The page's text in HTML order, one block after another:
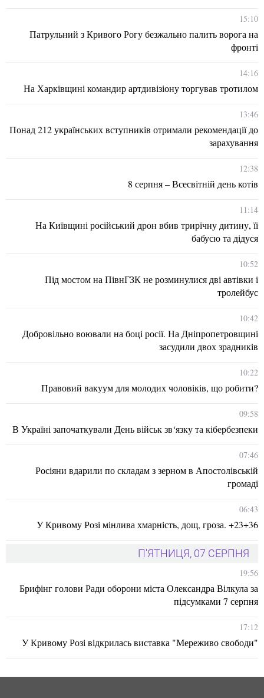
15:10
Патрульний з Кривого Рогу безжально палить ворога на
фронті
14:16
На Харківщині командир артдивізіону торгував тротилом
13:46
Понад 212 українських вступників отримали рекомендації до
зарахування
12:38
8 серпня – Всесвітній день котів
11:14
На Київщині російський дрон вбив трирічну дитину, її
бабусю та дідуся
10:52
Під мостом на ПівнГЗК не розминулися дві автівки і
тролейбус
10:42
Добровільно воювали на боці росії. На Дніпропетровщині
засудили двох зрадників
10:22
Правовий вакуум для молодих чоловіків, що робити?
09:58
В Україні започаткували День військ зв‘язку та кібербезпеки
07:46
Росіяни вдарили по складам з зерном в Апостолівській
громаді
06:43
У Кривому Розі мінлива хмарність, дощ, гроза. +23+36
П'ЯТНИЦЯ, 07 СЕРПНЯ
19:56
Брифінг голови Ради оборони міста Олександра Вілкула за
підсумками 7 серпня
17:12
У Кривому Розі відкрилась виставка "Мереживо свободи"